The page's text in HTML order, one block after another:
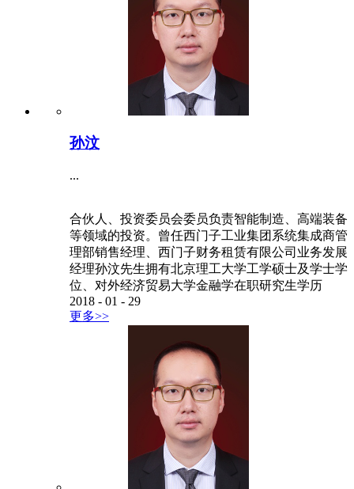
孙汶
...
合伙人、投资委员会委员负责智能制造、高端装备
等领域的投资。曾任西门子工业集团系统集成商管
理部销售经理、西门子财务租赁有限公司业务发展
经理孙汶先生拥有北京理工大学工学硕士及学士学
位、对外经济贸易大学金融学在职研究生学历
2018 - 01 - 29
更多>>